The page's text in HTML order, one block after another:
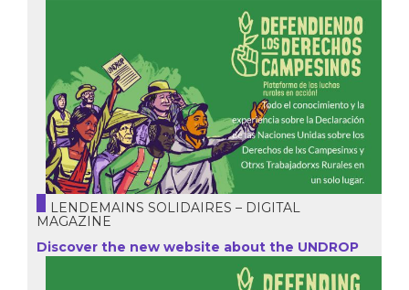
LENDEMAINS SOLIDAIRES – DIGITAL
MAGAZINE
Discover the new website about the UNDROP